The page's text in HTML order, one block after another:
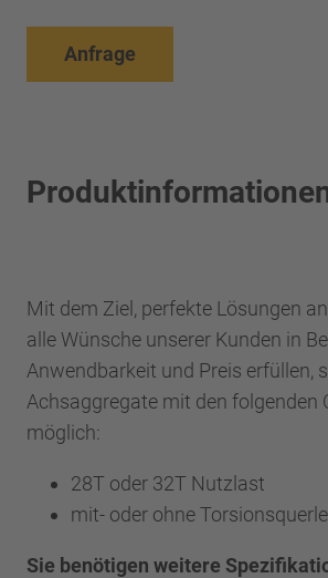
Anfrage
Mit dem Ziel, perfekte Lösungen
alle Wünsche unserer Kunden in
Anwendbarkeit und Preis erfüllen,
Achsaggregate mit den folgenden
möglich:
28T oder 32T Nutzlast
mit- oder ohne
Sie benötigen weitere